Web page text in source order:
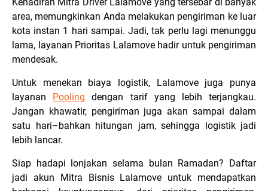
area, memungkinkan Anda melakukan pengiriman ke luar
kota instan 1 hari sampai. Jadi, tak perlu lagi menunggu
lama, layanan Prioritas Lalamove hadir untuk pengiriman
mendesak.
Untuk menekan biaya logistik, Lalamove juga punya
layanan Pooling dengan tarif yang lebih terjangkau.
Jangan khawatir, pengiriman juga akan sampai dalam
satu hari–bahkan hitungan jam, sehingga logistik jadi
lebih lancar.
Siap hadapi lonjakan selama bulan Ramadan? Daftar
jadi akun Mitra Bisnis Lalamove untuk mendapatkan